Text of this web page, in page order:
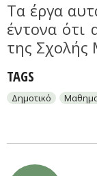
Τα έργα
έντονα ότι
της Σχολής
TAGS
Δημοτικό